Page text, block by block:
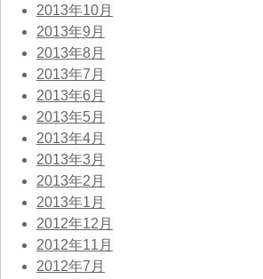
2013年10月
2013年9月
2013年8月
2013年7月
2013年6月
2013年5月
2013年4月
2013年3月
2013年2月
2013年1月
2012年12月
2012年11月
2012年7月